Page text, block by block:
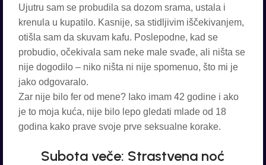
Ujutru sam se probudila sa dozom srama, ustala i
krenula u kupatilo. Kasnije, sa stidljivim iščekivanjem,
otišla sam da skuvam kafu. Poslepodne, kad se
probudio, očekivala sam neke male svađe, ali ništa se
nije dogodilo – niko ništa ni nije spomenuo, što mi je
jako odgovaralo.
Zar nije bilo fer od mene? Iako imam 42 godine i ako
je to moja kuća, nije bilo lepo gledati mlade od 18
godina kako prave svoje prve seksualne korake.
Subota veče: Strastvena noć